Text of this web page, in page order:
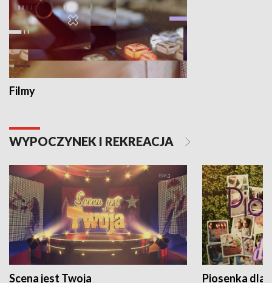
Filmy
WYPOCZYNEK I REKREACJA
Scena jest Twoja Piosenka dla